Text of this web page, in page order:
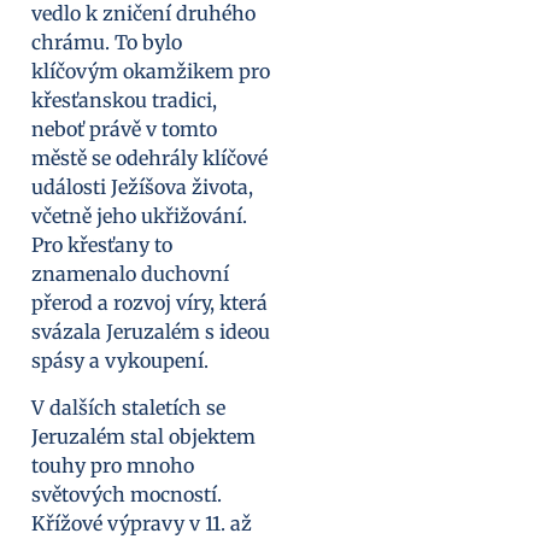
vedlo k zničení druhého
chrámu. To bylo
klíčovým okamžikem pro
křesťanskou tradici,
neboť právě v tomto
městě se odehrály klíčové
události Ježíšova života,
včetně jeho ukřižování.
Pro křesťany to
znamenalo duchovní
přerod a rozvoj víry, která
svázala Jeruzalém s ideou
spásy a vykoupení.
V dalších staletích se
Jeruzalém stal objektem
touhy pro mnoho
světových mocností.
Křížové výpravy v 11. až